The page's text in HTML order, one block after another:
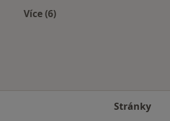
Více (6)
Stránky